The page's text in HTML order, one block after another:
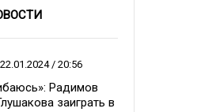
22.01.2024 / 20:56
Радимов
заиграть в